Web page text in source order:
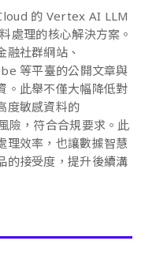
的 Vertex AI LLM
處理的核心解決方案。
融社群網站、
等平臺的公開文章與
。此舉不僅大幅降低對
度敏感資料的
險，符合合規要求。此
理效率，也讓數據智慧
的接受度，提升後續溝